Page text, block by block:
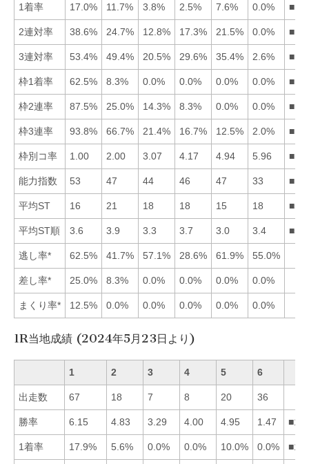
1着率 17.0% 11.7% 3.8% 2.5% 7.6% 0.0%
2連対率 38.6% 24.7% 12.8% 17.3% 21.5% 0.0%
3連対率 53.4% 49.4% 20.5% 29.6% 35.4% 2.6%
枠1着率 62.5% 8.3% 0.0% 0.0% 0.0% 0.0%
枠2連率 87.5% 25.0% 14.3% 8.3% 0.0% 0.0%
枠3連率 93.8% 66.7% 21.4% 16.7% 12.5% 2.0%
枠別コ率 1.00 2.00 3.07 4.17 4.94 5.96
能力指数 53 47 44 46 47 33
平均ST 16 21 18 18 15 18
平均ST順 3.6 3.9 3.3 3.7 3.0 3.4
逃し率* 62.5% 41.7% 57.1% 28.6% 61.9% 55.0%
差し率* 25.0% 8.3% 0.0% 0.0% 0.0% 0.0%
まくり率* 12.5% 0.0% 0.0% 0.0% 0.0% 0.0%
1R当地成績 (2024年5月23日より)
1 2 3 4 5 6
出走数 67 18 7 8 20 36
勝率 6.15 4.83 3.29 4.00 4.95 1.47
1着率 17.9% 5.6% 0.0% 0.0% 10.0% 0.0%